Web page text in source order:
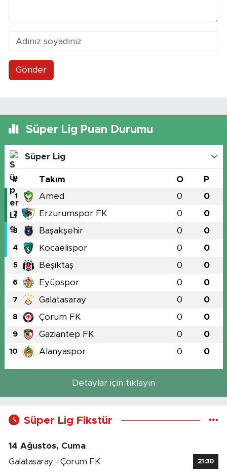
Gönder
Süper Lig Puan Durumu
Süper Lig
# Takım O P
1 Amed 0 0
2 Erzurumspor FK 0 0
3 Başakşehir 0 0
4 Kocaelispor 0 0
5 Beşiktaş 0 0
6 Eyüpspor 0 0
7 Galatasaray 0 0
8 Çorum FK 0 0
9 Gaziantep FK 0 0
10 Alanyaspor 0 0
Detaylar için tıklayın
Süper Lig Fikstür
14 Ağustos, Cuma
Galatasaray - Çorum FK
21:30